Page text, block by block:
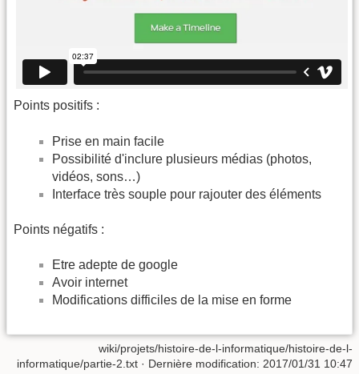
Points positifs :
Prise en main facile
Possibilité d'inclure plusieurs médias (photos,
vidéos, sons…)
Interface très souple pour rajouter des éléments
Points négatifs :
Etre adepte de google
Avoir internet
Modifications difficiles de la mise en forme
wiki/projets/histoire-de-l-informatique/histoire-de-l-
informatique/partie-2.txt · Dernière modification: 2017/01/31 10:47